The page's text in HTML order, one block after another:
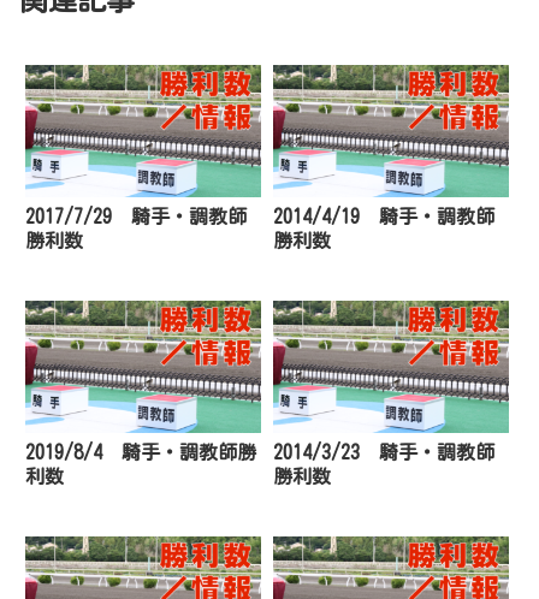
2017/7/29 騎手・調教師
勝利数
2014/4/19 騎手・調教師
勝利数
2019/8/4 騎手・調教師勝
利数
2014/3/23 騎手・調教師
勝利数